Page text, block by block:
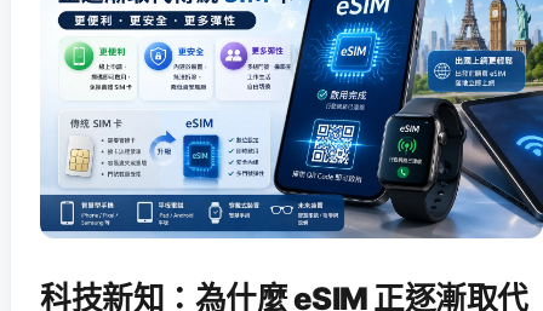
科技新知：為什麼 eSIM 正逐漸取代